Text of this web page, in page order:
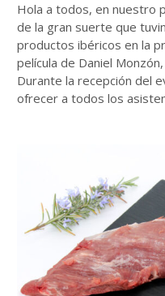
Hola a todos, en nuestro
de la gran suerte que
productos ibéricos en la
película de Daniel
Durante la recepción del
ofrecer a todos los